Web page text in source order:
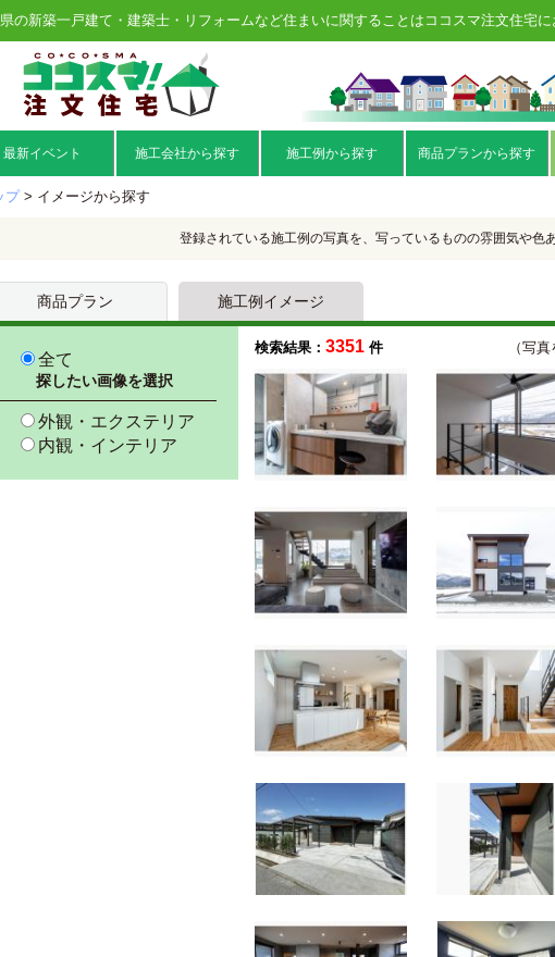
の新築一戸建て・建築士・リフォームなど住まいに関することはココスマ注文住宅に
最新イベント 施工会社から探す 施工例から探す 商品プランから探す
プ> イメージから探す
登録されている施工例の写真を、写っているものの雰囲気や色
商品プラン 施工例イメージ
検索結果： 3351件 （
全て
探したい画像を選択
外観・エクステリア
内観・インテリア